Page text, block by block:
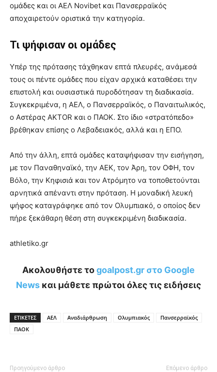
ομάδες και οι ΑΕΛ Novibet και Πανσερραϊκός
αποχαιρετούν οριστικά την κατηγορία.
Τι ψήφισαν οι ομάδες
Υπέρ της πρότασης τάχθηκαν επτά πλευρές, ανάμεσά
τους οι πέντε ομάδες που είχαν αρχικά καταθέσει την
επιστολή και ουσιαστικά πυροδότησαν τη διαδικασία.
Συγκεκριμένα, η ΑΕΛ, ο Πανσερραϊκός, ο Παναιτωλικός,
ο Αστέρας AKTOR και ο ΠΑΟΚ. Στο ίδιο «στρατόπεδο»
βρέθηκαν επίσης ο Λεβαδειακός, αλλά και η ΕΠΟ.
Από την άλλη, επτά ομάδες καταψήφισαν την εισήγηση,
με τον Παναθηναϊκό, την ΑΕΚ, τον Άρη, τον ΟΦΗ, τον
Βόλο, την Κηφισιά και τον Ατρόμητο να τοποθετούνται
αρνητικά απέναντι στην πρόταση. Η μοναδική λευκή
ψήφος καταγράφηκε από τον Ολυμπιακό, ο οποίος δεν
πήρε ξεκάθαρη θέση στη συγκεκριμένη διαδικασία.
athletiko.gr
Ακολουθήστε τοgoalpost.gr στο Google
News και μάθετε πρώτοι όλες τις ειδήσεις
ΕΤΙΚΕΤΕΣ ΑΕΛ Αναδιάρθρωση Ολυμπιακός
Πανσερραϊκός
ΠΑΟΚ
Προηγούμενο άρθρο Επόμενο άρθρο